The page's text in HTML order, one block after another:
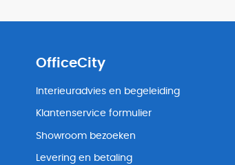
OfficeCity
Interieuradvies en begeleiding
Klantenservice formulier
Showroom bezoeken
Levering en betaling